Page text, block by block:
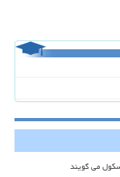
می گویند